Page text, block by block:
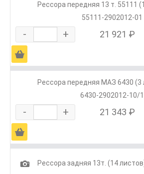
Рессора передняя 13 т. 55111
55111-2902012-01
- + 21 921 ₽
Ä
Рессора передняя МАЗ 6430 (3
6430-2902012-10/1
- + 21 343 ₽
Ä
1
Рессора задняя 13т. (14